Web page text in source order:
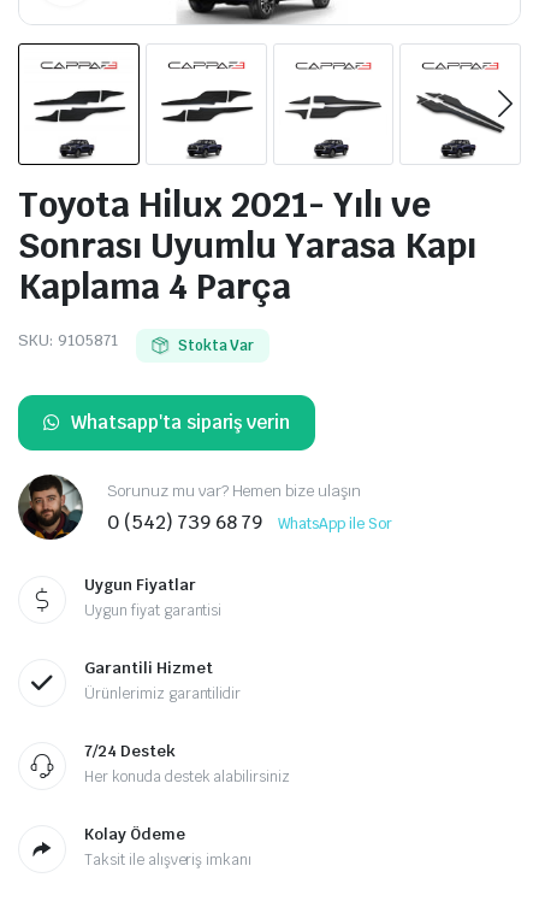
Toyota Hilux 2021- Yılı ve
Sonrası Uyumlu Yarasa Kapı
Kaplama 4 Parça
SKU: 9105871 Stokta Var
Whatsapp'ta sipariş verin
Sorunuz mu var? Hemen bize ulaşın
0 (542) 739 68 79 WhatsApp ile Sor
Uygun Fiyatlar
Uygun fiyat garantisi
Garantili Hizmet
Ürünlerimiz garantilidir
7/24 Destek
Her konuda destek alabilirsiniz
Kolay Ödeme
Taksit ile alışveriş imkanı